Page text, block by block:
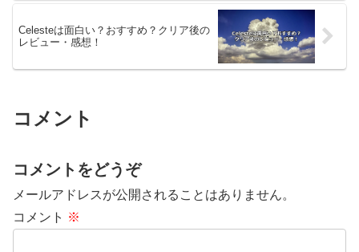
Celesteは面白い？おすすめ？クリア後の
レビュー・感想！
コメント
コメントをどうぞ
メールアドレスが公開されることはありません。
コメント ※